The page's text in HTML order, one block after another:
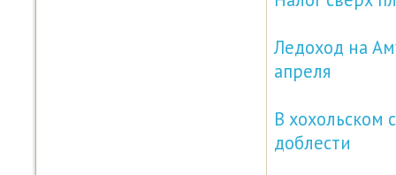
Ледоход на
апреля
В хохольском
доблести